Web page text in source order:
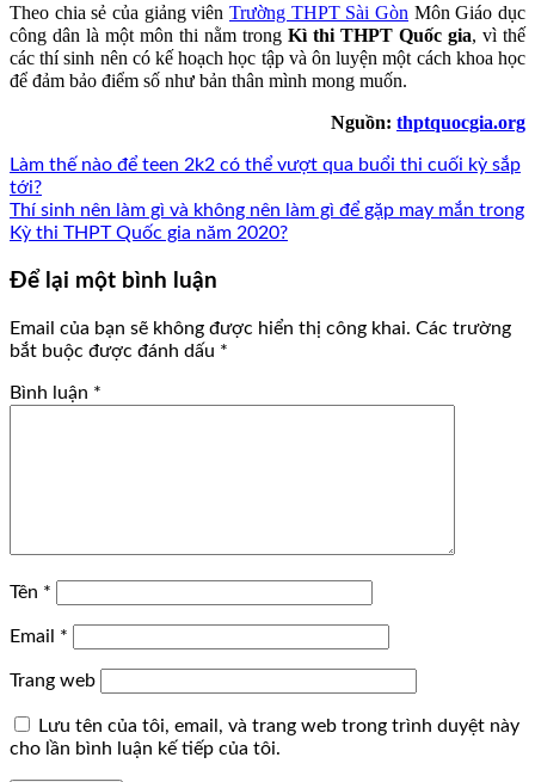
Theo chia sẻ của giảng viên Trường THPT Sài Gòn Môn Giáo dục
công dân là một môn thi nằm trong Kì thi THPT Quốc gia, vì thế
các thí sinh nên có kế hoạch học tập và ôn luyện một cách khoa học
để đảm bảo điểm số như bản thân mình mong muốn.
Nguồn: thptquocgia.org
Làm thế nào để teen 2k2 có thể vượt qua buổi thi cuối kỳ sắp
tới?
Thí sinh nên làm gì và không nên làm gì để gặp may mắn trong
Kỳ thi THPT Quốc gia năm 2020?
Để lại một bình luận
Email của bạn sẽ không được hiển thị công khai. Các trường
bắt buộc được đánh dấu *
Bình luận *
Tên *
Email *
Trang web
Lưu tên của tôi, email, và trang web trong trình duyệt này
cho lần bình luận kế tiếp của tôi.